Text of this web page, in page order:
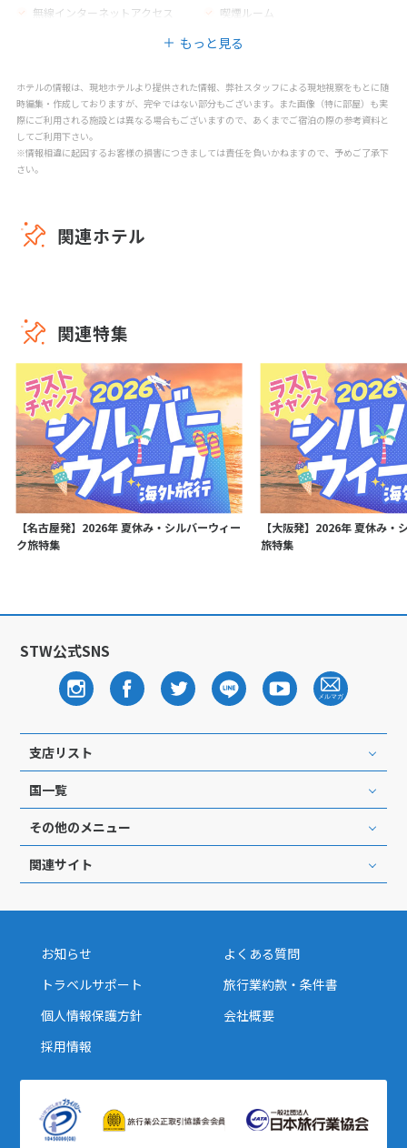
プールサイドのスナックバー
子供用プール
パラソル
子供用の遊び場
キッズクラブ
マッサージ
スパトリートメント
無線インターネットアクセス 喫煙ルーム
もっと見る
ホテルの情報は、現地ホテルより提供された情報、弊社スタッフによる現地視察をもとに随
時編集・作成しておりますが、完全ではない部分もございます。また画像（特に部屋）も実
際にご利用される施設とは異なる場合もございますので、あくまでご宿泊の際の参考資料と
してご利用下さい。
※情報相違に起因するお客様の損害につきましては責任を負いかねますので、予めご了承下
さい。
関連ホテル
関連特集
【名古屋発】2026年 夏休み・シルバーウィー
ク旅特集
【大阪発】2026年 夏休み・
旅特集
STW公式SNS
支店リスト
国一覧
その他のメニュー
関連サイト
お知らせ
よくある質問
トラベルサポート
旅行業約款・条件書
個人情報保護方針
会社概要
採用情報